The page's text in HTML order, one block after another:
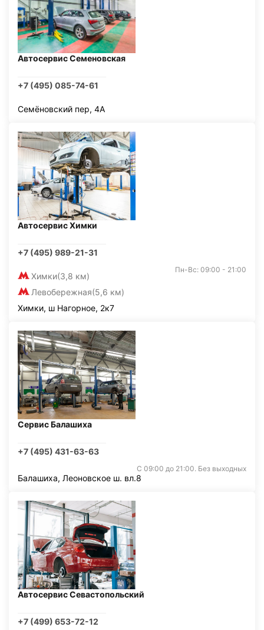
Автосервис Семеновская
+7 (495) 085-74-61
Семёновский пер, 4А
Автосервис Химки
+7 (495) 989-21-31
Химки(3,8 км)
Левобережная(5,6 км)
Пн-Вс: 09:00 - 21:00
Химки, ш Нагорное, 2к7
Сервис Балашиха
+7 (495) 431-63-63
С 09:00 до 21:00. Без выходных
Балашиха, Леоновское ш. вл.8
Автосервис Севастопольский
+7 (499) 653-72-12